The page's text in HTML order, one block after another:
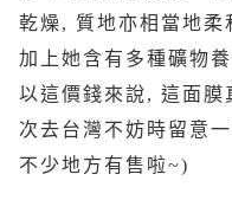
乾燥, 質地亦相當地柔
加上她含有多種礦物
以這價錢來說, 這面膜
次去台灣不妨時留意
不少地方有售啦~)